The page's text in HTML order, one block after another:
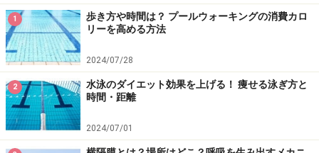
ぎ方とは
ジムの有酸素運動マシンでカロリー消費の大きいもの
は？ ベスト5
有酸素運動は20分以下でも効果あり！スキマ時間で効果
的な脂肪燃焼
※記事内容は執筆時点のものです。最新の内容をご確認くださ
1
歩き方や時間は？ プールウォーキングの消費カロ
リーを高める方法
2024/07/28
2
水泳のダイエット効果を上げる！ 痩せる泳ぎ方と
時間・距離
2024/07/01